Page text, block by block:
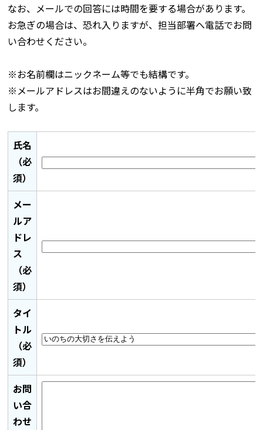
なお、メールでの回答には時間を要する場合があります。
お急ぎの場合は、恐れ入りますが、担当部署へ電話でお問
い合わせください。
※お名前欄はニックネーム等でも結構です。
※メールアドレスはお間違えのないように半角でお願い致
します。
氏名
（必
須）
メー
ルア
ドレ
ス
（必
須）
タイ
トル
（必
須）
お問
い合
わせ